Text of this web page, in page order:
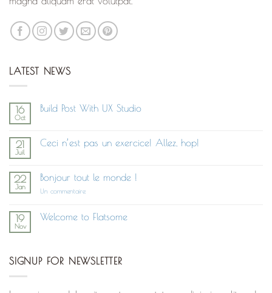
LATEST NEWS
16
Oct
Build Post With UX Studio
Build
Studio
21
Juil
Ceci n’est pas un exercice! Allez, hop!
Ceci
pas
Allez,
22
Jan
Bonjour tout le monde !
Un commentairesur
le
monde !
19
Nov
Welcome to Flatsome
to
SIGNUP FOR NEWSLETTER